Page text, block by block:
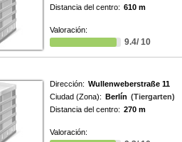
Distancia del centro: 610 m
Valoración:
9.4/ 10
Dirección: Wullenweberstraße 11
Ciudad (Zona): Berlín (Tiergarten)
Distancia del centro: 270 m
Valoración: